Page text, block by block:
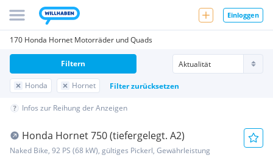
Einloggen
170 Honda Hornet Motorräder und Quads
Honda Hornet Filter zurücksetzen
Filtern
Infos zur Reihung der Anzeigen
Honda Hornet 750 (tiefergelegt. A2)
Naked Bike, 92 PS (68 kW), gültiges Pickerl, Gewährleistung